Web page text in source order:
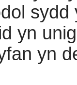
yn
yn